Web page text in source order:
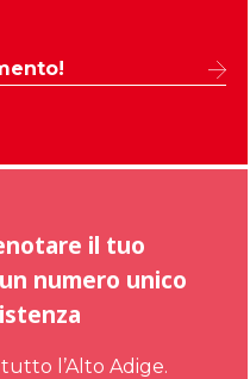
il tuo
numero unico
l’Alto Adige.